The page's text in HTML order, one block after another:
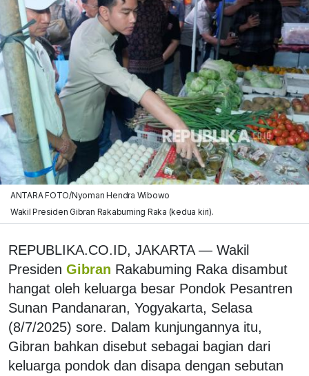
ANTARA FOTO/Nyoman Hendra Wibowo
Wakil Presiden Gibran Rakabuming Raka (kedua kiri).
REPUBLIKA.CO.ID, JAKARTA — Wakil
Presiden Gibran Rakabuming Raka disambut
hangat oleh keluarga besar Pondok Pesantren
Sunan Pandanaran, Yogyakarta, Selasa
(8/7/2025) sore. Dalam kunjungannya itu,
Gibran bahkan disebut sebagai bagian dari
keluarga pondok dan disapa dengan sebutan